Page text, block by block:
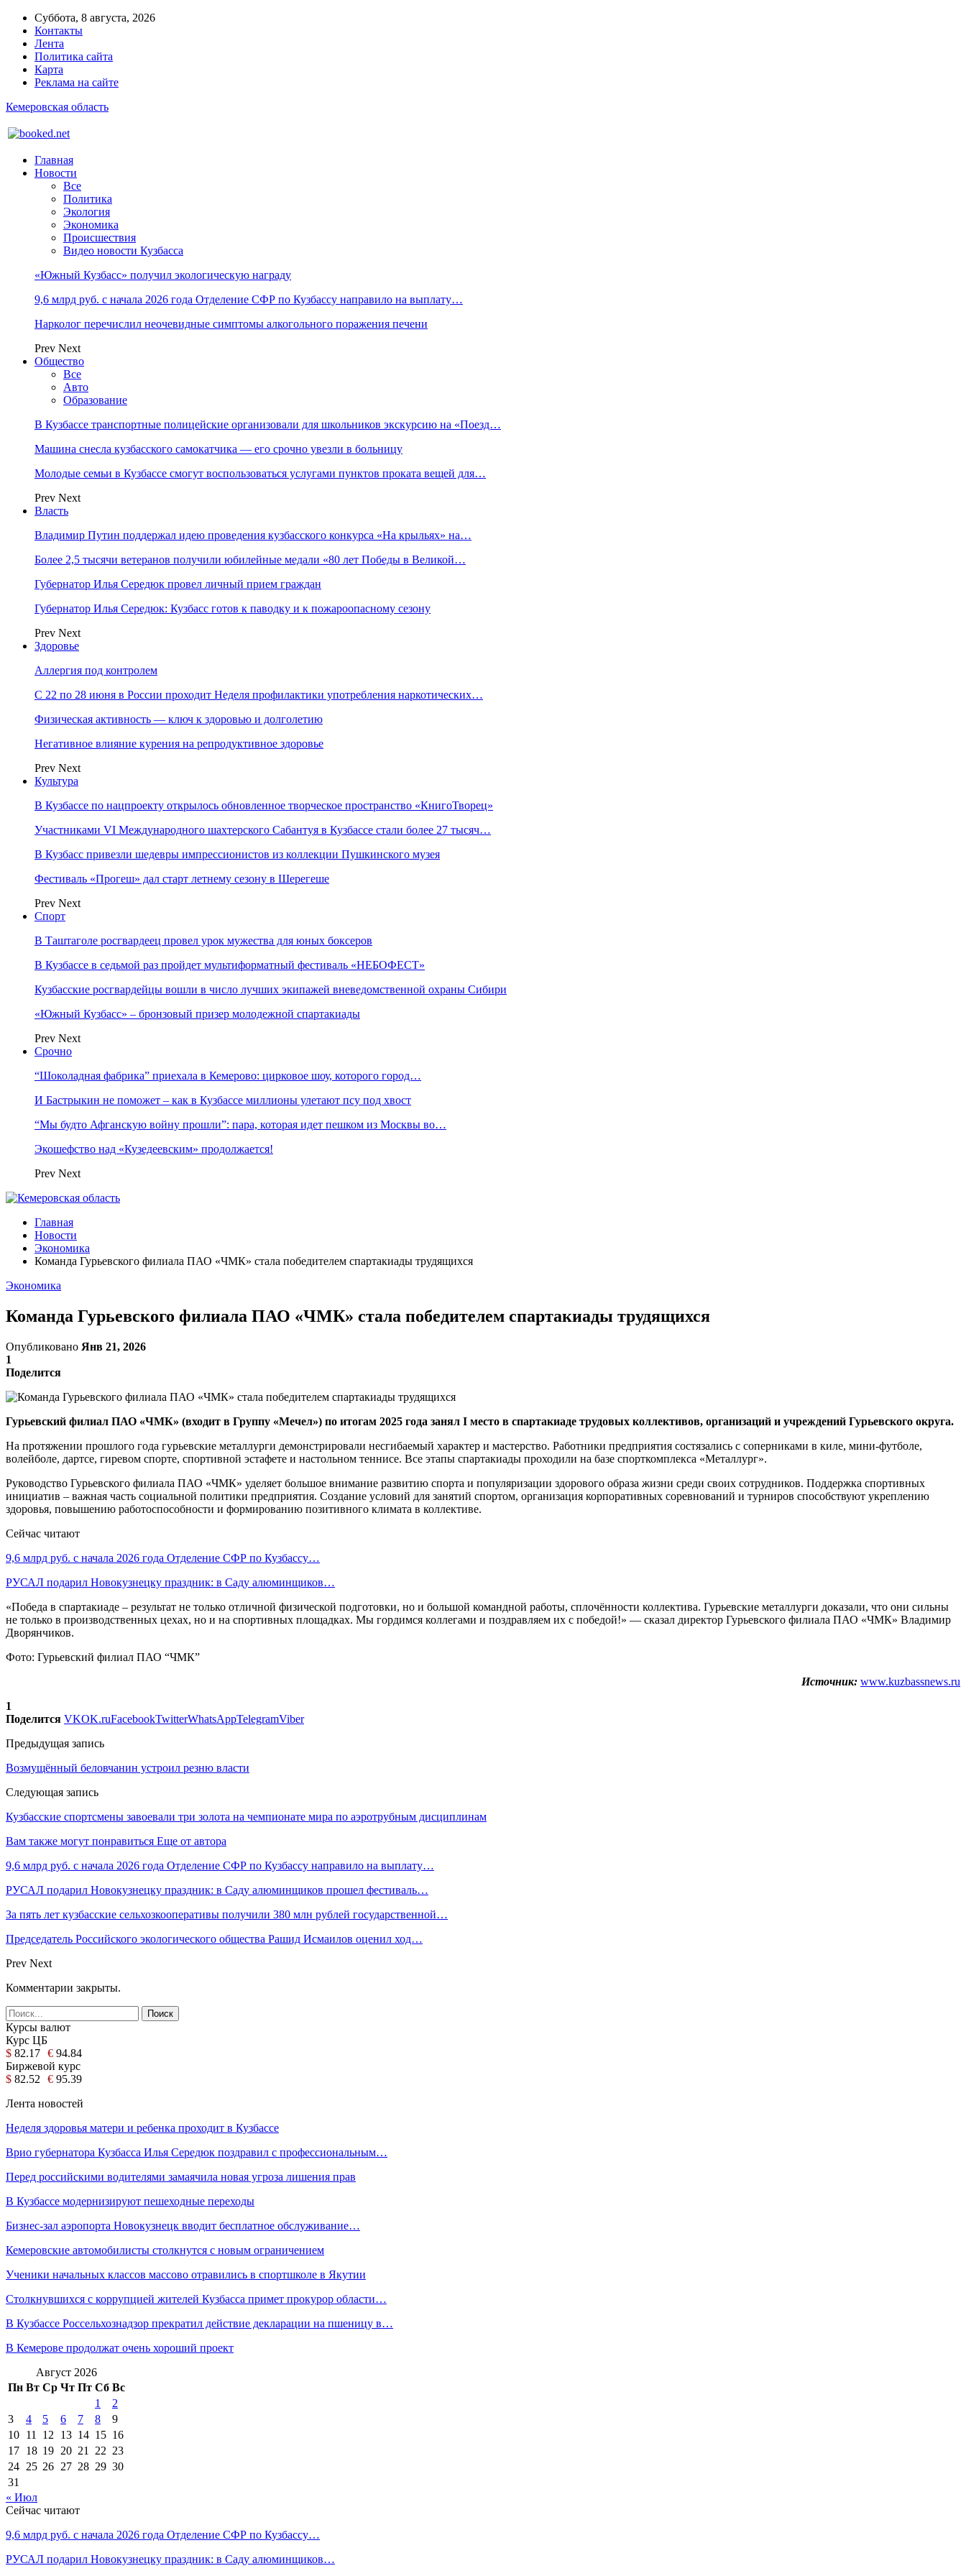
Суббота, 8 августа, 2026
Контакты
Лента
Политика сайта
Карта
Реклама на сайте
Кемеровская область
Главная
Новости
Все
Политика
Экология
Экономика
Происшествия
Видео новости Кузбасса
«Южный Кузбасс» получил экологическую награду
9,6 млрд руб. с начала 2026 года Отделение СФР по Кузбассу направило на выплату…
Нарколог перечислил неочевидные симптомы алкогольного поражения печени
Prev Next
Общество
Все
Авто
Образование
В Кузбассе транспортные полицейские организовали для школьников экскурсию на «Поезд…
Машина снесла кузбасского самокатчика — его срочно увезли в больницу
Молодые семьи в Кузбассе смогут воспользоваться услугами пунктов проката вещей для…
Prev Next
Власть
Владимир Путин поддержал идею проведения кузбасского конкурса «На крыльях» на…
Более 2,5 тысячи ветеранов получили юбилейные медали «80 лет Победы в Великой…
Губернатор Илья Середюк провел личный прием граждан
Губернатор Илья Середюк: Кузбасс готов к паводку и к пожароопасному сезону
Prev Next
Здоровье
Аллергия под контролем
С 22 по 28 июня в России проходит Неделя профилактики употребления наркотических…
Физическая активность — ключ к здоровью и долголетию
Негативное влияние курения на репродуктивное здоровье
Prev Next
Культура
В Кузбассе по нацпроекту открылось обновленное творческое пространство «КнигоТворец»
Участниками VI Международного шахтерского Сабантуя в Кузбассе стали более 27 тысяч…
В Кузбасс привезли шедевры импрессионистов из коллекции Пушкинского музея
Фестиваль «Прогеш» дал старт летнему сезону в Шерегеше
Prev Next
Спорт
В Таштаголе росгвардеец провел урок мужества для юных боксеров
В Кузбассе в седьмой раз пройдет мультиформатный фестиваль «НЕБОФЕСТ»
Кузбасские росгвардейцы вошли в число лучших экипажей вневедомственной охраны Сибири
«Южный Кузбасс» – бронзовый призер молодежной спартакиады
Prev Next
Срочно
“Шоколадная фабрика” приехала в Кемерово: цирковое шоу, которого город…
И Бастрыкин не поможет – как в Кузбассе миллионы улетают псу под хвост
“Мы будто Афганскую войну прошли”: пара, которая идет пешком из Москвы во…
Экошефство над «Кузедеевским» продолжается!
Prev Next
Главная
Новости
Экономика
Команда Гурьевского филиала ПАО «ЧМК» стала победителем спартакиады трудящихся
Экономика
Команда Гурьевского филиала ПАО «ЧМК» стала победителем спартакиады трудящихся
Опубликовано Янв 21, 2026
1
Поделится
Гурьевский филиал ПАО «ЧМК» (входит в Группу «Мечел») по итогам 2025 года занял I место в спартакиаде трудовых коллективов, организаций и учреждений Гурьевского округа.
На протяжении прошлого года гурьевские металлурги демонстрировали несгибаемый характер и мастерство. Работники предприятия состязались с соперниками в киле, мини-футболе,
волейболе, дартсе, гиревом спорте, спортивной эстафете и настольном теннисе. Все этапы спартакиады проходили на базе спорткомплекса «Металлург».
Руководство Гурьевского филиала ПАО «ЧМК» уделяет большое внимание развитию спорта и популяризации здорового образа жизни среди своих сотрудников. Поддержка спортивных
инициатив – важная часть социальной политики предприятия. Создание условий для занятий спортом, организация корпоративных соревнований и турниров способствуют укреплению
здоровья, повышению работоспособности и формированию позитивного климата в коллективе.
Сейчас читают
9,6 млрд руб. с начала 2026 года Отделение СФР по Кузбассу…
РУСАЛ подарил Новокузнецку праздник: в Саду алюминщиков…
«Победа в спартакиаде – результат не только отличной физической подготовки, но и большой командной работы, сплочённости коллектива. Гурьевские металлурги доказали, что они сильны
не только в производственных цехах, но и на спортивных площадках. Мы гордимся коллегами и поздравляем их с победой!» — сказал директор Гурьевского филиала ПАО «ЧМК» Владимир
Дворянчиков.
Фото: Гурьевский филиал ПАО “ЧМК”
Источник: www.kuzbassnews.ru
1
Поделится VKOK.ruFacebookTwitterWhatsAppTelegramViber
Предыдущая запись
Возмущённый беловчанин устроил резню власти
Следующая запись
Кузбасские спортсмены завоевали три золота на чемпионате мира по аэротрубным дисциплинам
Вам также могут понравиться Еще от автора
9,6 млрд руб. с начала 2026 года Отделение СФР по Кузбассу направило на выплату…
РУСАЛ подарил Новокузнецку праздник: в Саду алюминщиков прошел фестиваль…
За пять лет кузбасские сельхозкооперативы получили 380 млн рублей государственной…
Председатель Российского экологического общества Рашид Исмаилов оценил ход…
Prev Next
Комментарии закрыты.
Курсы валют
Курс ЦБ
$ 82.17 € 94.84
Биржевой курс
$ 82.52 € 95.39
Лента новостей
Неделя здоровья матери и ребенка проходит в Кузбассе
Врио губернатора Кузбасса Илья Середюк поздравил с профессиональным…
Перед российскими водителями замаячила новая угроза лишения прав
В Кузбассе модернизируют пешеходные переходы
Бизнес-зал аэропорта Новокузнецк вводит бесплатное обслуживание…
Кемеровские автомобилисты столкнутся с новым ограничением
Ученики начальных классов массово отравились в спортшколе в Якутии
Столкнувшихся с коррупцией жителей Кузбасса примет прокурор области…
В Кузбассе Россельхознадзор прекратил действие декларации на пшеницу в…
В Кемерове продолжат очень хороший проект
Август 2026
Пн Вт Ср Чт Пт Сб Вс
1
2
3
4 5 6 7 8
9
10 11 12 13 14 15 16
17 18 19 20 21 22 23
24 25 26 27 28 29 30
31
« Июл
Сейчас читают
9,6 млрд руб. с начала 2026 года Отделение СФР по Кузбассу…
РУСАЛ подарил Новокузнецку праздник: в Саду алюминщиков…